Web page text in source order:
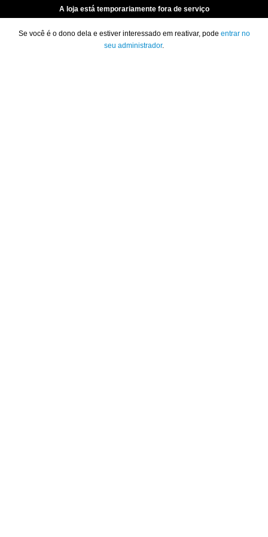
A loja está temporariamente fora de serviço
Se você é o dono dela e estiver interessado em reativar, pode entrar no
seu administrador.